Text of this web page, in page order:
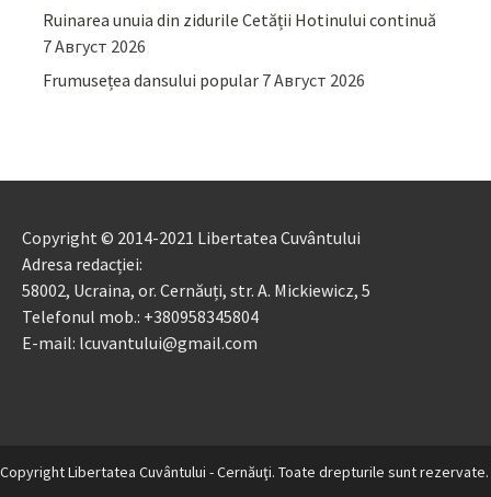
Ruinarea unuia din zidurile Cetății Hotinului continuă
7 Август 2026
Frumusețea dansului popular 7 Август 2026
Copyright © 2014-2021 Libertatea Cuvântului
Adresa redacției:
58002, Ucraina, or. Cernăuți, str. A. Mickiewicz, 5
Telefonul mob.: +380958345804
E-mail: lcuvantului@gmail.com
Copyright Libertatea Cuvântului - Cernăuţi. Toate drepturile sunt rezervate.